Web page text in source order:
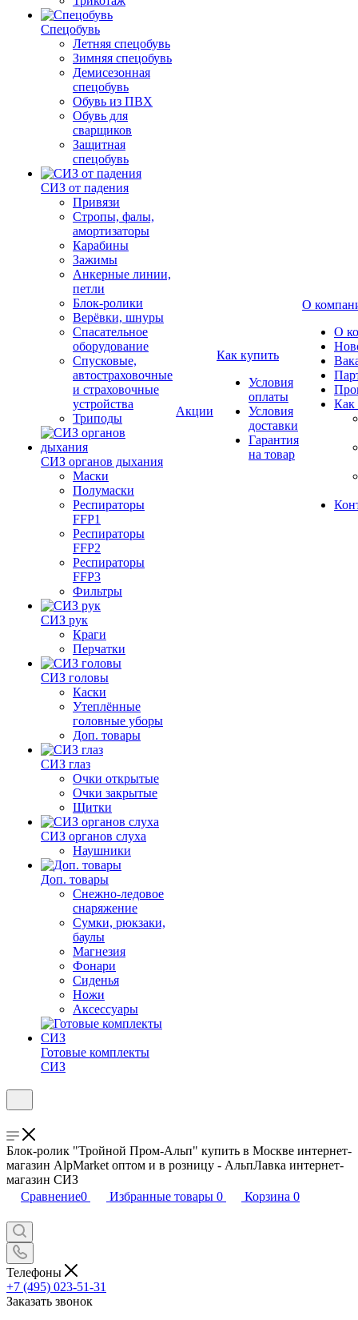
Спецобувь
Летняя спецобувь
Зимняя спецобувь
Демисезонная
спецобувь
Обувь из ПВХ
Обувь для
сварщиков
Защитная
спецобувь
СИЗ от падения
Привязи
Стропы, фалы,
амортизаторы
Карабины
Зажимы
Анкерные линии,
петли
Блок-ролики
Верёвки, шнуры
Спасательное
оборудование
Спусковые,
автостраховочные
и страховочные
устройства
Триподы
СИЗ органов дыхания
Маски
Полумаски
Респираторы
FFP1
Респираторы
FFP2
Респираторы
FFP3
Фильтры
СИЗ рук
Краги
Перчатки
СИЗ головы
Каски
Утеплённые
головные уборы
Доп. товары
СИЗ глаз
Очки открытые
Очки закрытые
Щитки
СИЗ органов слуха
Наушники
Доп. товары
Снежно-ледовое
снаряжение
Сумки, рюкзаки,
баулы
Магнезия
Фонари
Сиденья
Ножи
Аксессуары
Готовые комплекты
СИЗ
Акции
Как купить
Условия
оплаты
Условия
доставки
Гарантия
на товар
О
О
Как
Блок-ролик "Тройной Пром-Альп" купить в Москве интернет-
магазин AlpMarket оптом и в розницу - АльпЛавка интернет-
магазин СИЗ
Сравнение0 Избранные товары 0 Корзина 0
Телефоны
+7 (495) 023-51-31
Заказать звонок